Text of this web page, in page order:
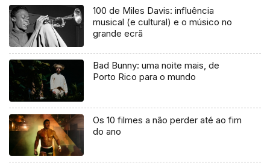
100 de Miles Davis: influência
musical (e cultural) e o músico no
grande ecrã
Bad Bunny: uma noite mais, de
Porto Rico para o mundo
Os 10 filmes a não perder até ao fim
do ano